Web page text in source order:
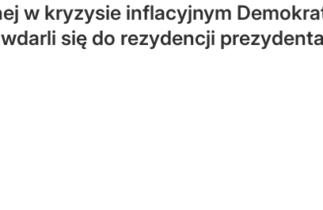
w kryzysie inflacyjnym
się do rezydencji